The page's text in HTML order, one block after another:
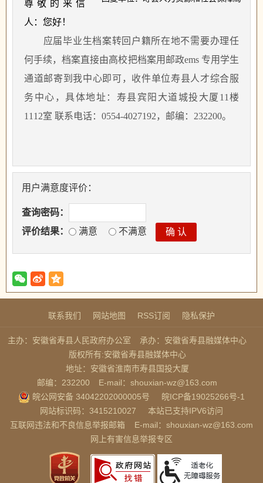
尊敬的来信
人：您好！
应届毕业生档案转回户籍所在地不需要办理任
何手续，档案直接由高校把档案用邮政ems 专用学生
通道邮寄到我中心即可，收件单位寿县人才综合服
务中心，具体地址：寿县宾阳大道城投大厦11楼
1112室 联系电话：0554-4027192，邮编：232200。
用户满意度评价：
查询密码：
评价结果：
满意 不满意
联系我们 网站地图 RSS订阅 隐私保护
主办：安徽省寿县人民政府办公室
承办：安徽省寿县融媒体中心
版权所有:安徽省寿县融媒体中心
地址：安徽省淮南市寿县国投大厦
邮编：232200
E-mail：shouxian-wz@163.com
皖公网安备 34042202000005号
皖ICP备19025266号-1
网站标识码：3415210027
本站已支持IPV6访问
互联网违法和不良信息举报邮箱
E-mail：shouxian-wz@163.com
网上有害信息举报专区